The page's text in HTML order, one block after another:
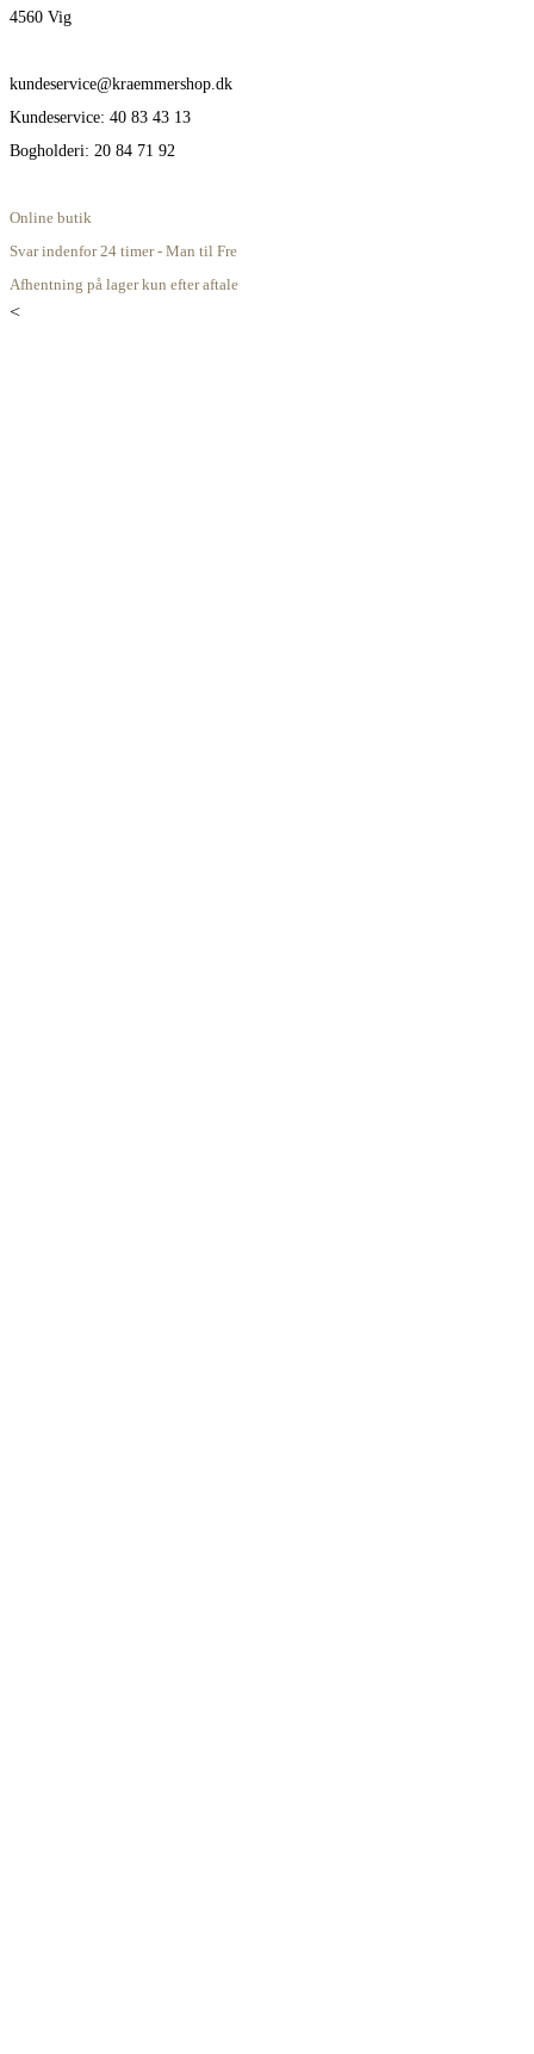
4560 Vig
kundeservice@kraemmershop.dk
Kundeservice: 40 83 43 13
Bogholderi: 20 84 71 92
Online butik
Svar indenfor 24 timer - Man til Fre
Afhentning på lager kun efter aftale
<